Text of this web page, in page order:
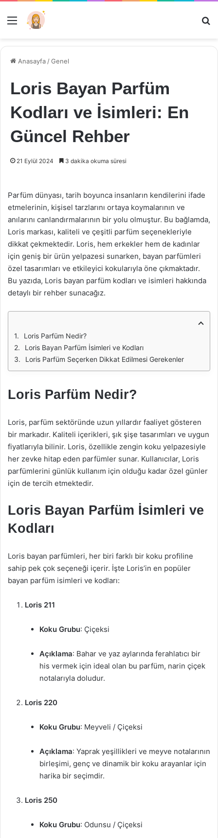
Menü
Anasayfa /Genel
Loris Bayan Parfüm
Kodları ve İsimleri: En
Güncel Rehber
21 Eylül 2024 3 dakika okuma süresi
Parfüm dünyası, tarih boyunca insanların kendilerini ifade
etmelerinin, kişisel tarzlarını ortaya koymalarının ve
anılarını canlandırmalarının bir yolu olmuştur. Bu bağlamda,
Loris markası, kaliteli ve çeşitli parfüm seçenekleriyle
dikkat çekmektedir. Loris, hem erkekler hem de kadınlar
için geniş bir ürün yelpazesi sunarken, bayan parfümleri
özel tasarımları ve etkileyici kokularıyla öne çıkmaktadır.
Bu yazıda, Loris bayan parfüm kodları ve isimleri hakkında
detaylı bir rehber sunacağız.
Loris Parfüm Nedir?
Loris Bayan Parfüm İsimleri ve Kodları
Loris Parfüm Seçerken Dikkat Edilmesi Gerekenler
Loris Parfüm Nedir?
Loris, parfüm sektöründe uzun yıllardır faaliyet gösteren
bir markadır. Kaliteli içerikleri, şık şişe tasarımları ve uygun
fiyatlarıyla bilinir. Loris, özellikle zengin koku yelpazesiyle
her zevke hitap eden parfümler sunar. Kullanıcılar, Loris
parfümlerini günlük kullanım için olduğu kadar özel günler
için de tercih etmektedir.
Loris Bayan Parfüm İsimleri ve
Kodları
Loris bayan parfümleri, her biri farklı bir koku profiline
sahip pek çok seçeneği içerir. İşte Loris’in en popüler
bayan parfüm isimleri ve kodları:
Loris 211
Koku Grubu: Çiçeksi
Açıklama: Bahar ve yaz aylarında ferahlatıcı bir
his vermek için ideal olan bu parfüm, narin çiçek
notalarıyla doludur.
Loris 220
Koku Grubu: Meyveli / Çiçeksi
Açıklama: Yaprak yeşillikleri ve meyve notalarının
birleşimi, genç ve dinamik bir koku arayanlar için
harika bir seçimdir.
Loris 250
Koku Grubu: Odunsu / Çiçeksi